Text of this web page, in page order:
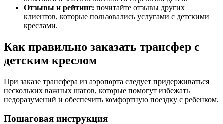
Отзывы и рейтинг: почитайте отзывы других
клиентов, которые пользовались услугами с детскими
креслами.
Как правильно заказать трансфер с
детским креслом
При заказе трансфера из аэропорта следует придерживаться
нескольких важных шагов, которые помогут избежать
недоразумений и обеспечить комфортную поездку с ребенком.
Пошаговая инструкция